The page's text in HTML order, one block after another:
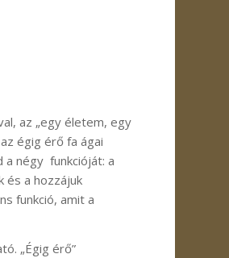
az „egy életem, egy
égig érő fa ágai
a négy funkcióját: a
és a hozzájuk
funkció, amit a
„Égig érő”